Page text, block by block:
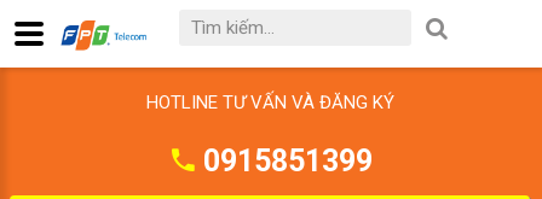
HOTLINE TƯ VẤN VÀ ĐĂNG KÝ
0915851399